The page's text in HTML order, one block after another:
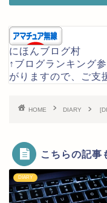
にほんブログ村
↑ブログランキング
がりますので、ご支
HOME DIARY
こちらの記事
DIARY